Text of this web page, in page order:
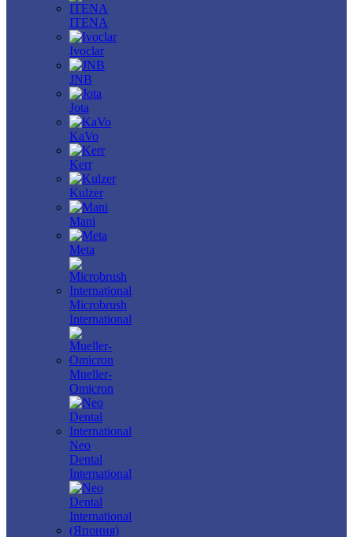
ITENA
Ivoclar
JNB
Jota
KaVo
Kerr
Kulzer
Mani
Meta
Microbrush
International
Mueller-
Omicron
Neo
Dental
International